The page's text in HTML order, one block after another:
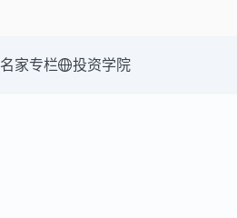
名家专栏 投资学院